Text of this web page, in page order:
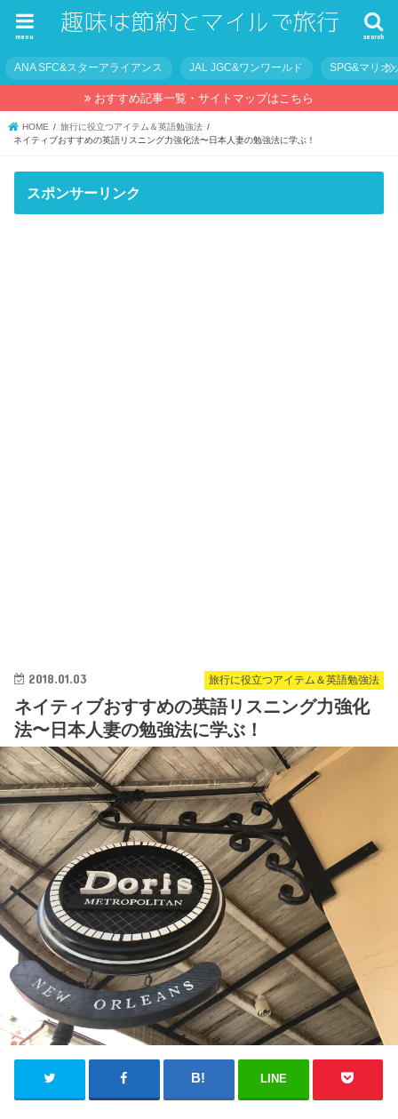
search
menu
ANA SFC&スターアライアンス JAL JGC&ワンワールド SPG&マリオ
おすすめ記事一覧・サイトマップはこちら
HOME
旅行に役立つアイテム＆英語勉強法
ネイティブおすすめの英語リスニング力強化法〜日本人妻の勉強法に学ぶ！
スポンサーリンク
旅行に役立つアイテム＆英語勉強法
2018.01.03
ネイティブおすすめの英語リスニング力強化
法〜日本人妻の勉強法に学ぶ！
LINE